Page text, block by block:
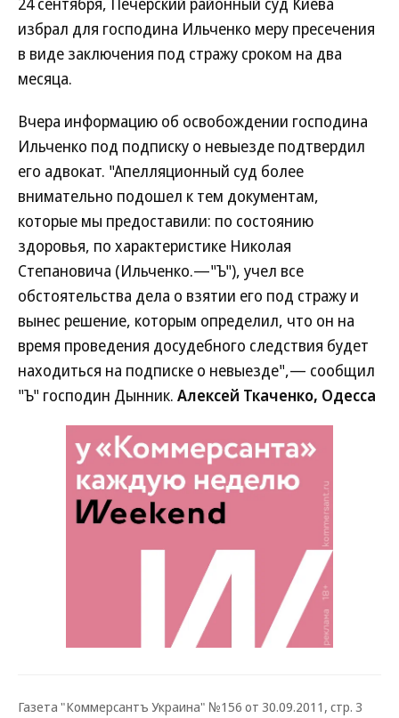
избрал для господина Ильченко меру пресечения
в виде заключения под стражу сроком на два
месяца.
Вчера информацию об освобождении господина
Ильченко под подписку о невыезде подтвердил
его адвокат. "Апелляционный суд более
внимательно подошел к тем документам,
которые мы предоставили: по состоянию
здоровья, по характеристике Николая
Степановича (Ильченко.—"Ъ"), учел все
обстоятельства дела о взятии его под стражу и
вынес решение, которым определил, что он на
время проведения досудебного следствия будет
находиться на подписке о невыезде",— сообщил
"Ъ" господин Дынник. Алексей Ткаченко, Одесса
Газета "Коммерсантъ Украина" №156 от 30.09.2011, стр. 3